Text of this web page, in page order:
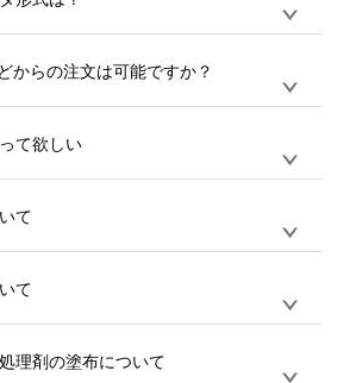
て承っております。デザインツールから
ンの作成から決済まで完了できます。
上やシルク印刷など、大口注文の場合
ポートが担当するエコバッグコンシェル
ブラーコンシェルをご利用ください。製
数量が多ければ多いほど、オンデマンド
スよりも低価格で製作することが可能で
るデータ形式は、JPG / PNG / AI / PSD /
式になります。データの最大サイズ
どもアップロード可能です。使用できな
はエラーになります。（※ Illustratorか
接入稿には対応していません。AIで保存
ザインツールからアップロードして下さ
からの注文は可能ですか？
受け付けております。30個以上のご製
考えの方は、サポートが担当するエコバ
利用頂ければ、電話やFAX、メールなど
文が可能です。
て欲しい
て欲しい。などの場合は、製作数量が
上であれば、サポート担当が、デザイ
コンシェル
サー
ご利用ください。(※ 30個以下の場合
ザインツールをご利用ください)
て
送後18時以降に配送業者・伝票番号を
でお知らせいたしますので、直接配送業
連絡いただき調整をお願い致します。
て
内で自動的に割引(最大50%)が適用され
理剤の塗布について